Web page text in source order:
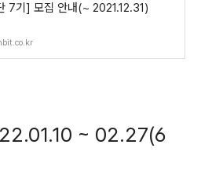
7기] 모집 안내(~ 2021.12.31)
~ 02.27(6